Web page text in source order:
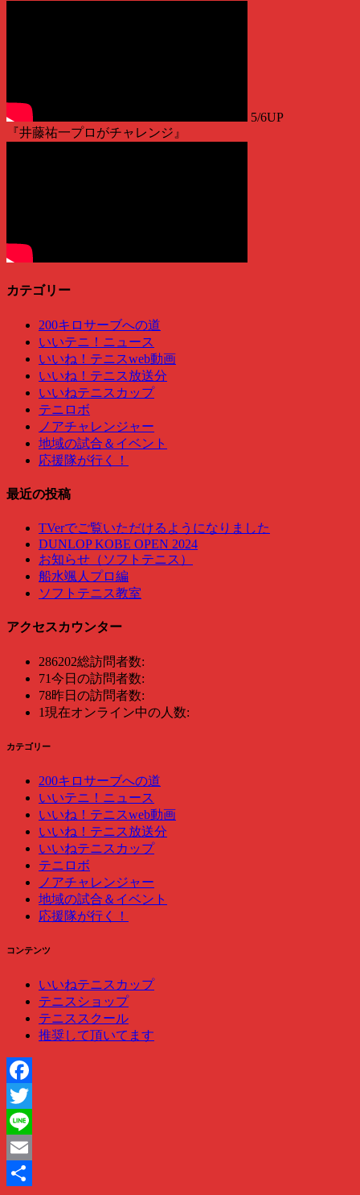
5/6UP
『井藤祐一プロがチャレンジ』
カテゴリー
200キロサーブへの道
いいテニ！ニュース
いいね！テニスweb動画
いいね！テニス放送分
いいねテニスカップ
テニロボ
ノアチャレンジャー
地域の試合＆イベント
応援隊が行く！
最近の投稿
TVerでご覧いただけるようになりました
DUNLOP KOBE OPEN 2024
お知らせ（ソフトテニス）
船水颯人プロ編
ソフトテニス教室
アクセスカウンター
286202総訪問者数:
71今日の訪問者数:
78昨日の訪問者数:
1現在オンライン中の人数:
カテゴリー
200キロサーブへの道
いいテニ！ニュース
いいね！テニスweb動画
いいね！テニス放送分
いいねテニスカップ
テニロボ
ノアチャレンジャー
地域の試合＆イベント
応援隊が行く！
コンテンツ
いいねテニスカップ
テニスショップ
テニススクール
推奨して頂いてます
Facebook
Twitter
Line
Email